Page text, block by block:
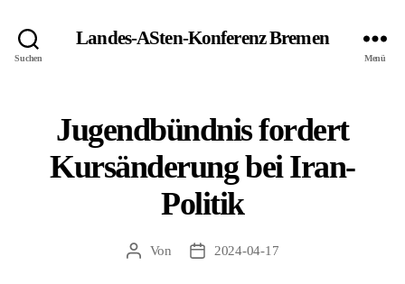
Suchen
Landes-ASten-Konferenz Bremen
Menü
Jugendbündnis fordert
Kursänderung bei Iran-
Politik
Beitragsautor
Von Veröffentlichungsdatum
2024-04-17